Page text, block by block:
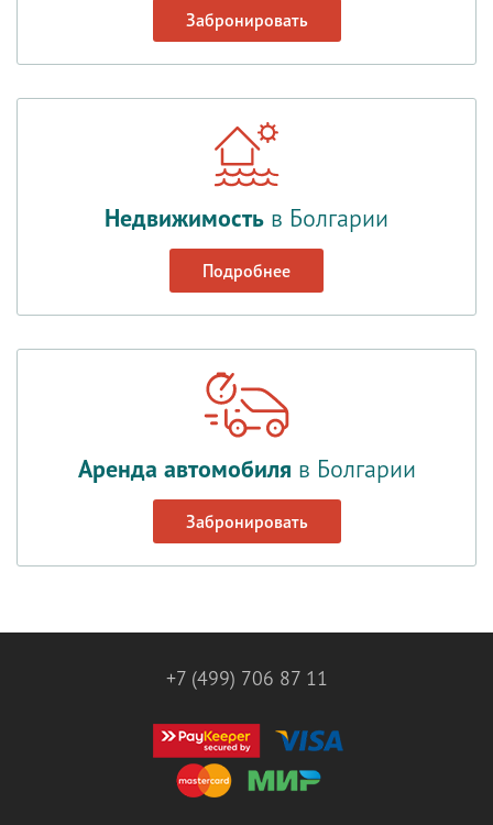
Забронировать
Недвижимость в Болгарии
Подробнее
Аренда автомобиля в Болгарии
Забронировать
+7 (499) 706 87 11